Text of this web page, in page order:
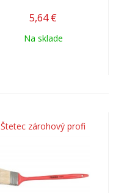
5,64 €
Na sklade
Štetec zárohový profi